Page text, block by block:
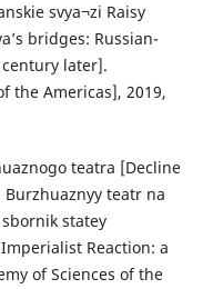
svya¬zi Raisy
bridges: Russian-
later].
the Americas], 2019,
teatra [Decline
teatr na
statey
Reaction: a
of Sciences of the